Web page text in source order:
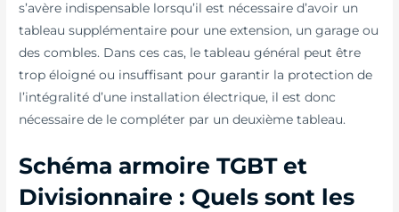
s’avère indispensable lorsqu’il est nécessaire d’avoir un
tableau supplémentaire pour une extension, un garage ou
des combles. Dans ces cas, le tableau général peut être
trop éloigné ou insuffisant pour garantir la protection de
l’intégralité d’une installation électrique, il est donc
nécessaire de le compléter par un deuxième tableau.
Schéma armoire TGBT et
Divisionnaire :​ Quels sont les